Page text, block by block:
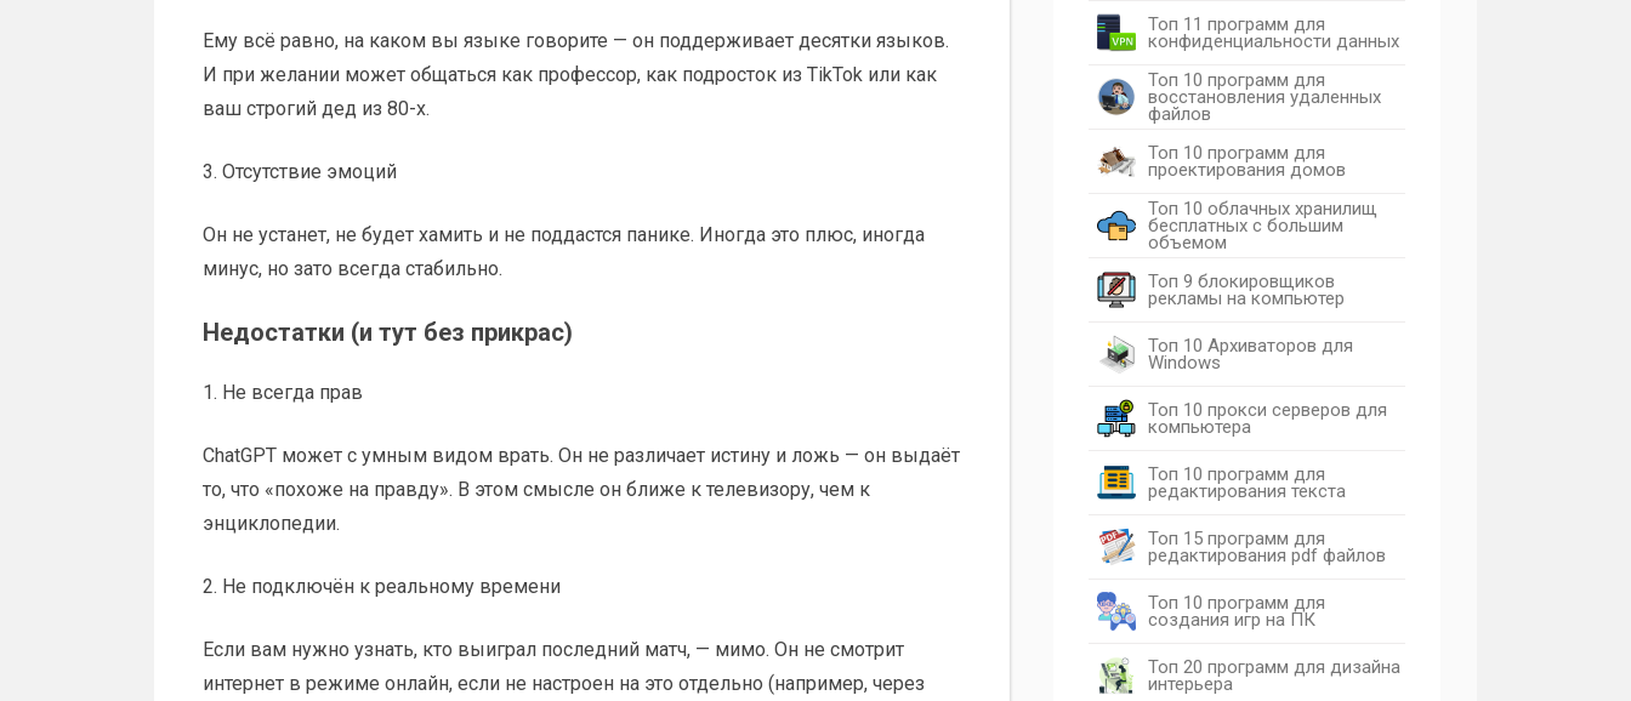
Ему всё равно, на каком вы языке говорите — он поддерживает десятки языков.
И при желании может общаться как профессор, как подросток из TikTok или как
ваш строгий дед из 80-х.
3. Отсутствие эмоций
Он не устанет, не будет хамить и не поддастся панике. Иногда это плюс, иногда
минус, но зато всегда стабильно.
Недостатки (и тут без прикрас)
1. Не всегда прав
ChatGPT может с умным видом врать. Он не различает истину и ложь — он выдаёт
то, что «похоже на правду». В этом смысле он ближе к телевизору, чем к
энциклопедии.
2. Не подключён к реальному времени
Если вам нужно узнать, кто выиграл последний матч, — мимо. Он не смотрит
интернет в режиме онлайн, если не настроен на это отдельно (например, через
Топ 11 программ для
конфиденциальности данных
Топ 10 программ для
восстановления удаленных
файлов
Топ 10 программ для
проектирования домов
Топ 10 облачных хранилищ
бесплатных с большим
объемом
Топ 9 блокировщиков
рекламы на компьютер
Топ 10 Архиваторов для
Windows
Топ 10 прокси серверов для
компьютера
Топ 10 программ для
редактирования текста
Топ 15 программ для
редактирования pdf файлов
Топ 10 программ для
создания игр на ПК
Топ 20 программ для дизайна
интерьера